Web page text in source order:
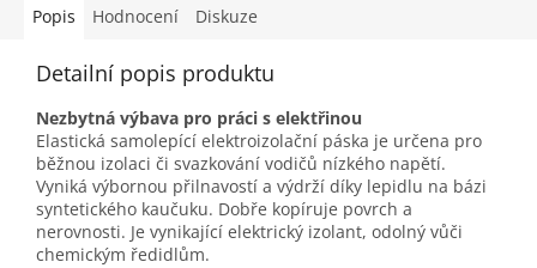
Popis Hodnocení Diskuze
Detailní popis produktu
Nezbytná výbava pro práci s elektřinou
Elastická samolepící elektroizolační páska je určena pro
běžnou izolaci či svazkování vodičů nízkého napětí.
Vyniká výbornou přilnavostí a výdrží díky lepidlu na bázi
syntetického kaučuku. Dobře kopíruje povrch a
nerovnosti. Je vynikající elektrický izolant, odolný vůči
chemickým ředidlům.